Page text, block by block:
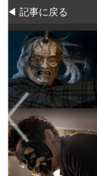
◀ 記事に戻る